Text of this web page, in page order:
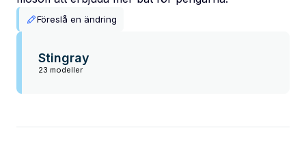
Föreslå en ändring
Stingray
23 modeller